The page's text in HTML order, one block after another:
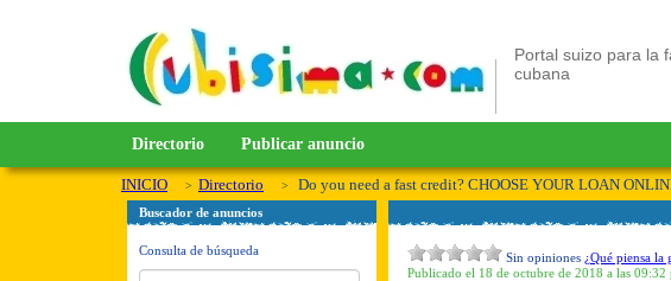
Portal suizo para la
cubana
Directorio Publicar anuncio
INICIO Directorio Do you need a fast credit? CHOOSE YOUR LOAN
Buscador de anuncios
Consulta de búsqueda Sin opiniones ¿Qué piensa la
Publicado el 18 de octubre de 2018 a las 09:32